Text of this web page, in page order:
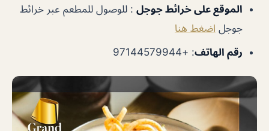
الموقع على خرائط جوجل : للوصول للمطعم عبر خرائط
جوجل اضغط هنا
رقم الهاتف: +97144579944